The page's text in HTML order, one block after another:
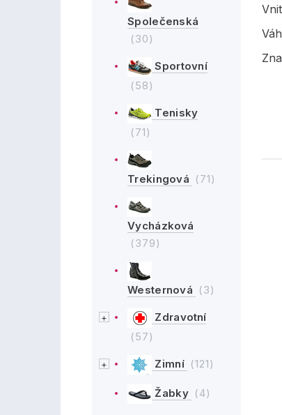
Společenská
(30)
Sportovní
(58)
Tenisky
(71)
Trekingová (71)
Vycházková
(379)
Westernová (3)
Zdravotní
(57)
Zimní (121)
Žabky (4)